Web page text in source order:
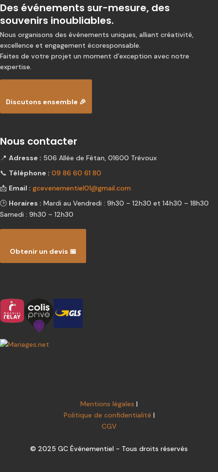
Des événements sur-mesure, des
souvenirs inoubliables.
Nous organisons des événements uniques, alliant créativité,
excellence et engagement écoresponsable.
Faites de votre projet un moment d’exception avec notre
expertise.
Discutons ensemble 🎉
Nous contacter
📍 Adresse : 506 Allée de Fétan, 01600 Trévoux
📞 Téléphone : 09 86 60 61 80
📩 Email : gcevenementiel01@gmail.com
🕒 Horaires : Mardi au Vendredi : 9h30 – 12h30 et 14h30 – 18h30
Samedi : 9h30 – 12h30
Obtenir un devis 📅
Mentions légales |
Politique de confidentialité |
CGV
© 2025 GC Événementiel - Tous droits réservés